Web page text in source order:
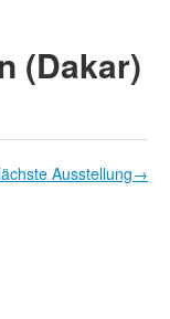
(Dakar)
Ausstellung→